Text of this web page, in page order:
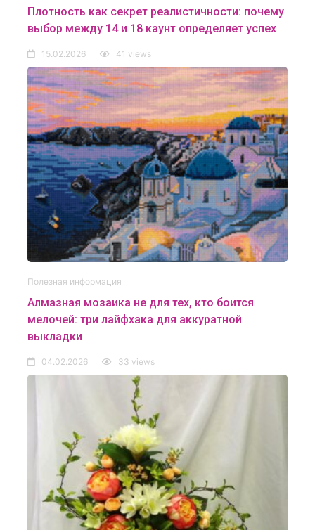
Плотность как секрет реалистичности: почему
выбор между 14 и 18 каунт определяет успех
15.02.2026 41 views
Полезная информация
Алмазная мозаика не для тех, кто боится
мелочей: три лайфхака для аккуратной
выкладки
04.02.2026 33 views